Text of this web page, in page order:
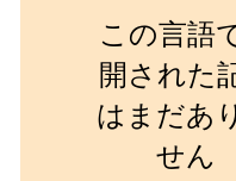
この言語
開された
はまだあ
せん